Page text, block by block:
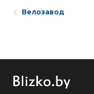
Велозавод